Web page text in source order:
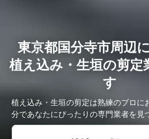
東京都国分寺市周辺
植え込み・生垣の剪定
す
植え込み・生垣の剪定は熟練のプロに
分であなたにぴったりの専門業者を見